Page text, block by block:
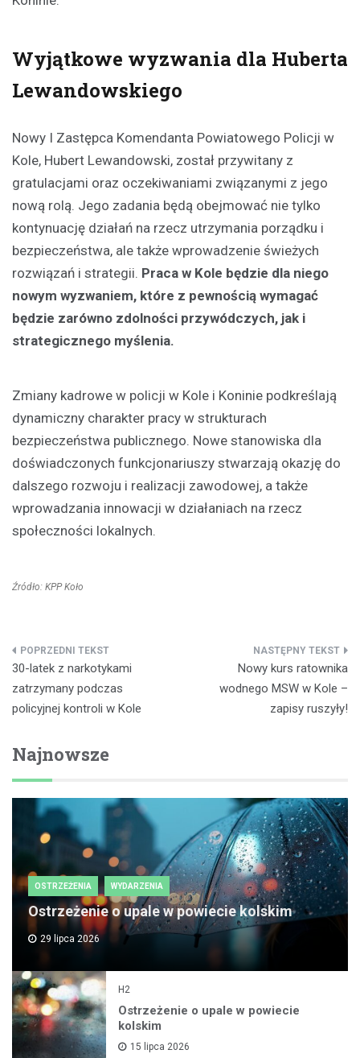
Wyjątkowe wyzwania dla Huberta
Lewandowskiego
Nowy I Zastępca Komendanta Powiatowego Policji w
Kole, Hubert Lewandowski, został przywitany z
gratulacjami oraz oczekiwaniami związanymi z jego
nową rolą. Jego zadania będą obejmować nie tylko
kontynuację działań na rzecz utrzymania porządku i
bezpieczeństwa, ale także wprowadzenie świeżych
rozwiązań i strategii. Praca w Kole będzie dla niego
nowym wyzwaniem, które z pewnością wymagać
będzie zarówno zdolności przywódczych, jak i
strategicznego myślenia.
Zmiany kadrowe w policji w Kole i Koninie podkreślają
dynamiczny charakter pracy w strukturach
bezpieczeństwa publicznego. Nowe stanowiska dla
doświadczonych funkcjonariuszy stwarzają okazję do
dalszego rozwoju i realizacji zawodowej, a także
wprowadzania innowacji w działaniach na rzecz
społeczności lokalnych.
Źródło: KPP Koło
Nawigacja
wpisu
30-latek z narkotykami
zatrzymany podczas
policyjnej kontroli w Kole
Nowy kurs ratownika
wodnego MSW w Kole –
zapisy ruszyły!
Najnowsze
OSTRZEŻENIA WYDARZENIA
Ostrzeżenie o upale w powiecie kolskim
29 lipca 2026
H2
Ostrzeżenie o upale w powiecie
kolskim
15 lipca 2026